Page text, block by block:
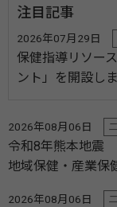
注目記事
2026年07月29日
保健指導リソー
ント」を開設し
2026年08月06日
令和8年熊本地震
地域保健・産業保
2026年08月06日